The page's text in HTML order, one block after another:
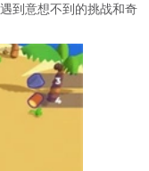
到意想不到的挑战和奇